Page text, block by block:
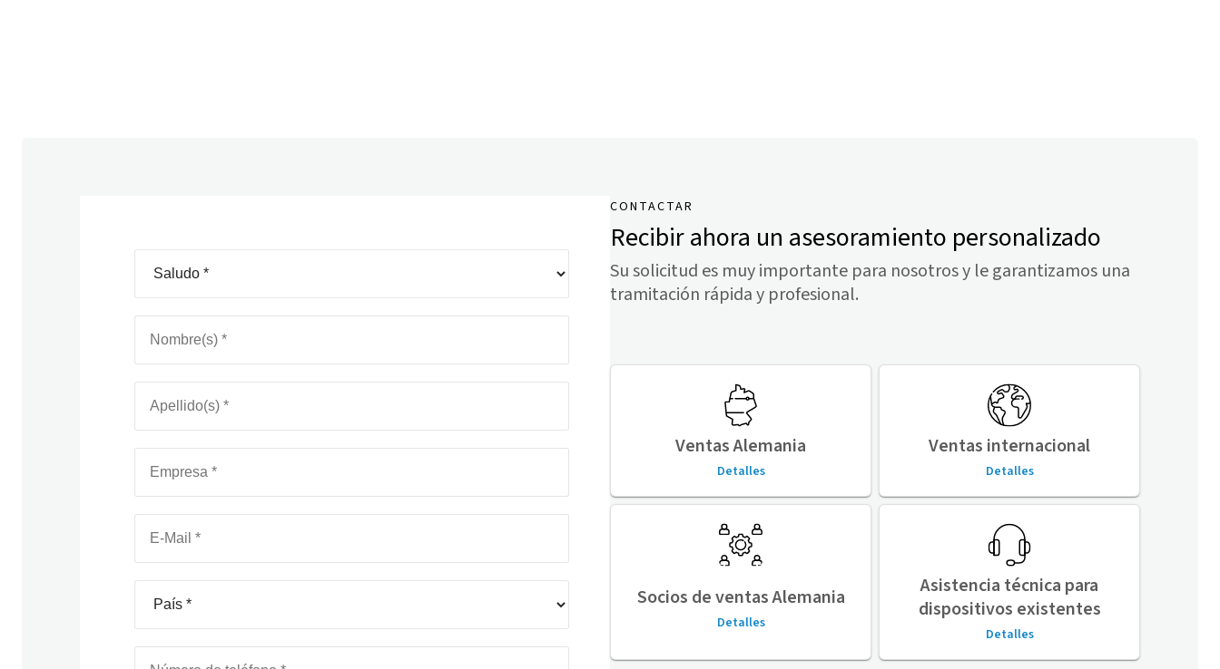
CONTACTAR
Recibir ahora un asesoramiento personalizado
Su solicitud es muy importante para nosotros y le garantizamos una
tramitación rápida y profesional.
Ventas Alemania
Detalles
Ventas internacional
Detalles
Socios de ventas Alemania
Detalles
Asistencia técnica para
dispositivos existentes
Detalles